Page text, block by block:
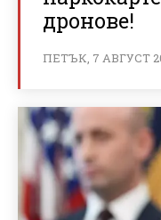
дронове!
ПЕТЪК, 7 АВГУСТ